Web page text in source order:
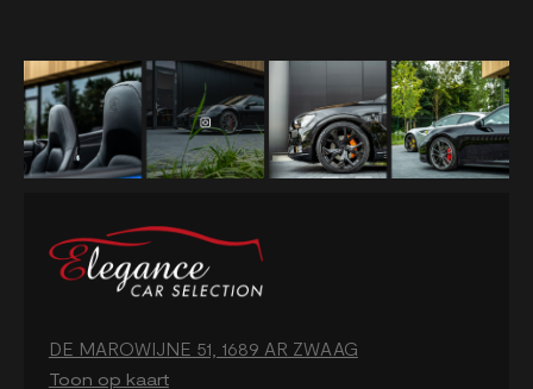
DE MAROWIJNE 51, 1689 AR ZWAAG
Toon op kaart